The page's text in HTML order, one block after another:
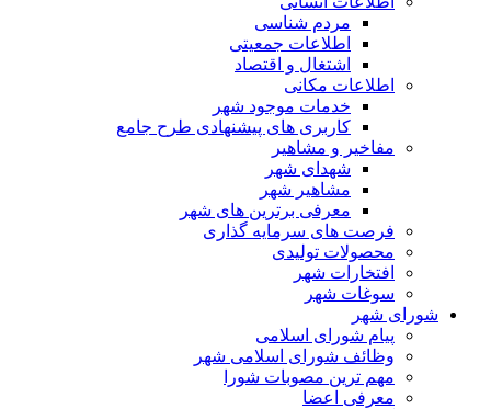
مردم شناسی
اطلاعات جمعیتی
اشتغال و اقتصاد
اطلاعات مکانی
خدمات موجود شهر
کاربری های پیشنهادی طرح جامع
مفاخیر و مشاهیر
شهدای شهر
مشاهیر شهر
معرفی برترین های شهر
فرصت های سرمایه گذاری
محصولات تولیدی
افتخارات شهر
سوغات شهر
شورای شهر
پیام شورای اسلامی
وظائف شورای اسلامی شهر
مهم ترین مصوبات شورا
معرفی اعضا